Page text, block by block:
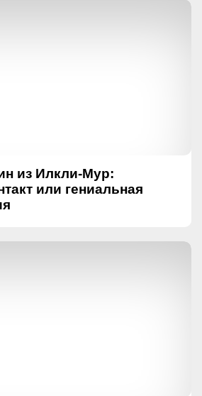
из Илкли-Мур:
или гениальная